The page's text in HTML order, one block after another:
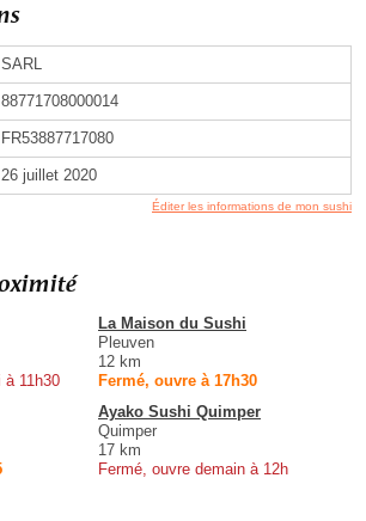
SARL
88771708000014
FR53887717080
26 juillet 2020
Éditer les informations de mon sushi
à 11h30
La Maison du Sushi
Pleuven
12 km
Fermé, ouvre à 17h30
Ayako Sushi Quimper
Quimper
17 km
Fermé, ouvre demain à 12h